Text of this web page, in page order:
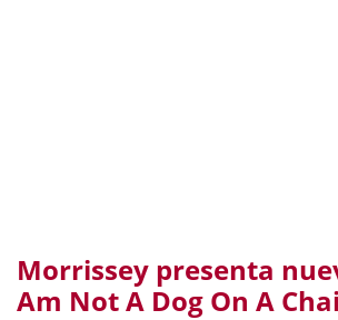
Morrissey presenta
Am Not A Dog On A